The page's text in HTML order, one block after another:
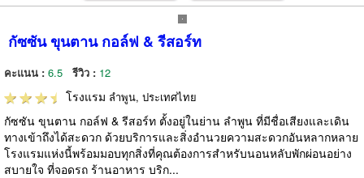
กัซซัน ขุนตาน กอล์ฟ & รีสอร์ท
คะแนน : 6.5 รีวิว : 12
โรงแรม ลำพูน, ประเทศไทย
กัซซัน ขุนตาน กอล์ฟ & รีสอร์ท ตั้งอยู่ในย่าน ลำพูน ที่มีชื่อเสียงและเดิน
ทางเข้าถึงได้สะดวก ด้วยบริการและสิ่งอำนวยความสะดวกอันหลากหลาย
โรงแรมแห่งนี้พร้อมมอบทุกสิ่งที่คุณต้องการสำหรับนอนหลับพักผ่อนอย่าง
สบายใจ ที่จอดรถ ร้านอาหาร บริก...